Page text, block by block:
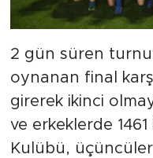
2 gün süren
oynanan final
girerek ikinci
ve erkeklerde
Kulübü, üçüncüler